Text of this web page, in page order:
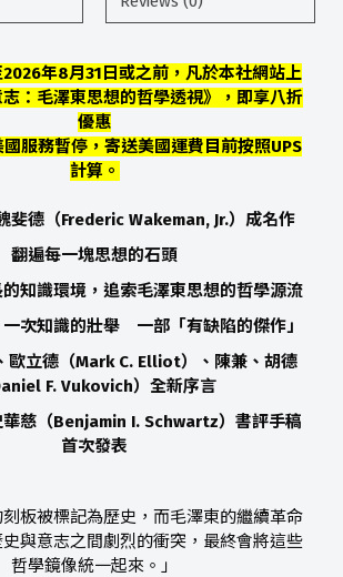
年8月31日或之前，凡於本社網站上
：毛澤東思想的哲學透視》，即享八折
優惠
服務暫停，寄送美國運費目前按照UPS
計算。
斐德（Frederic Wakeman, Jr.） 成名作
翻遍每一塊思想的石頭
知識環境，追索毛澤東思想的哲學源流
次知識的壯舉 一部「有缺陷的傑作」
歐立德（Mark C. Elliot）
、陳兼、胡德
F. Vukovich） 全新序言
華慈（Benjamin I. Schwartz）書評手稿
首次發表
刻板被標記為歷史，而毛澤東的繼續革命
與意志之間劇烈的衝突，最終會將這些
哲學鏡像統一起來。」